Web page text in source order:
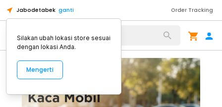
Jabodetabek ganti Order Tracking
Alat Kopi
Silakan ubah lokasi store sesuai
dengan lokasi Anda.
Mengerti